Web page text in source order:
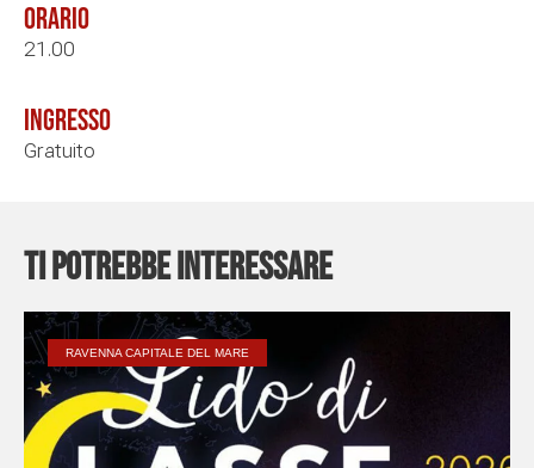
Orario
21.00
Ingresso
Gratuito
Ti potrebbe interessare
RAVENNA CAPITALE DEL MARE